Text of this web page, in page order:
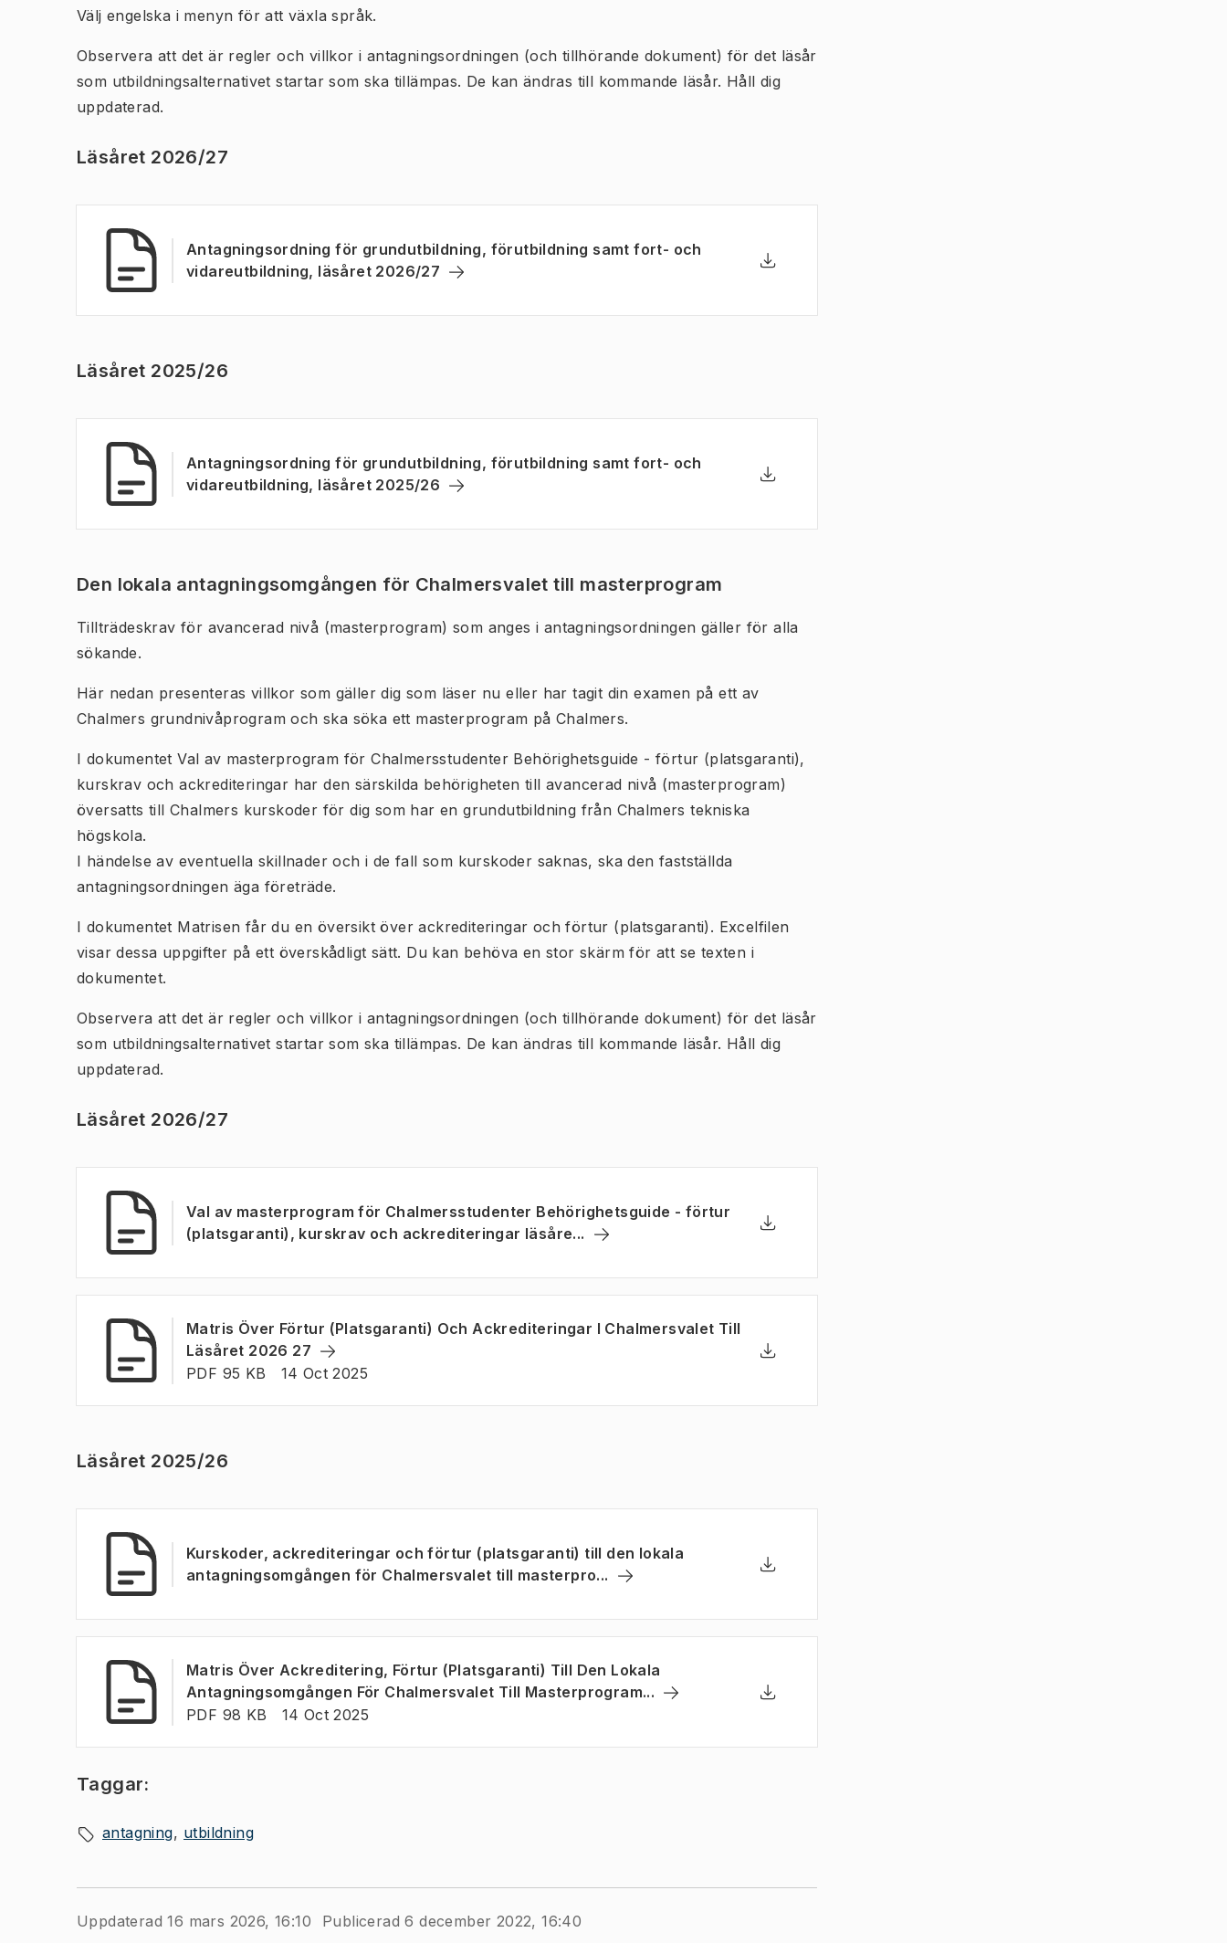
Välj engelska i menyn för att växla språk.
Observera att det är regler och villkor i antagningsordningen (och tillhörande dokument) för det läsår
som utbildningsalternativet startar som ska tillämpas. De kan ändras till kommande läsår. Håll dig
uppdaterad.
Läsåret 2026/27
Antagningsordning för grundutbildning, förutbildning samt fort- och
vidareutbildning, läsåret 2026/27
Ladda ner
(Öppnas i ny flik
Läsåret 2025/26
Antagningsordning för grundutbildning, förutbildning samt fort- och
vidareutbildning, läsåret 2025/26
Ladda ner
(Öppnas i ny flik
Den lokala antagningsomgången för Chalmersvalet till masterprogram
Tillträdeskrav för avancerad nivå (masterprogram) som anges i antagningsordningen gäller för alla
sökande.
Här nedan presenteras villkor som gäller dig som läser nu eller har tagit din examen på ett av
Chalmers grundnivåprogram och ska söka ett masterprogram på Chalmers.
I dokumentetVal av masterprogram för Chalmersstudenter Behörighetsguide - förtur (platsgaranti),
kurskrav och ackrediteringar har den särskilda behörigheten till avancerad nivå (masterprogram)
översatts till Chalmers kurskoder för dig som har en grundutbildning från Chalmers tekniska
högskola.
I händelse av eventuella skillnader och i de fall som kurskoder saknas, ska den fastställda
antagningsordningen äga företräde.
I dokumentet Matrisen får du en översikt över ackrediteringar och förtur (platsgaranti). Excelfilen
visar dessa uppgifter på ett överskådligt sätt. Du kan behöva en stor skärm för att se texten i
dokumentet.
Observera att det är regler och villkor i antagningsordningen (och tillhörande dokument) för det läsår
som utbildningsalternativet startar som ska tillämpas. De kan ändras till kommande läsår. Håll dig
uppdaterad.
Läsåret 2026/27
Val av masterprogram för Chalmersstudenter Behörighetsguide - förtur
(platsgaranti), kurskrav och ackrediteringar läsåre...
Ladda ner
(Öppnas i ny flik
Matris Över Förtur (Platsgaranti) Och Ackrediteringar I Chalmersvalet Till
Läsåret 2026 27
FILTYP:
PDF 95 KB Senast ändrad
14 Oct 2025
Ladda ner
(Öppnas i ny flik
Läsåret 2025/26
Kurskoder, ackrediteringar och förtur (platsgaranti) till den lokala
antagningsomgången för Chalmersvalet till masterpro...
)Ladda ner
(Öppnas i ny flik
Matris Över Ackreditering, Förtur (Platsgaranti) Till Den Lokala
Antagningsomgången För Chalmersvalet Till Masterprogram...
Öppnas i ny flik
FILTYP:
PDF 98 KB Senast ändrad
14 Oct 2025
Ladda ner
(Öppnas i ny flik
Taggar:
antagning utbildning
Uppdaterad 16 mars 2026, 16:10 Publicerad 6 december 2022, 16:40